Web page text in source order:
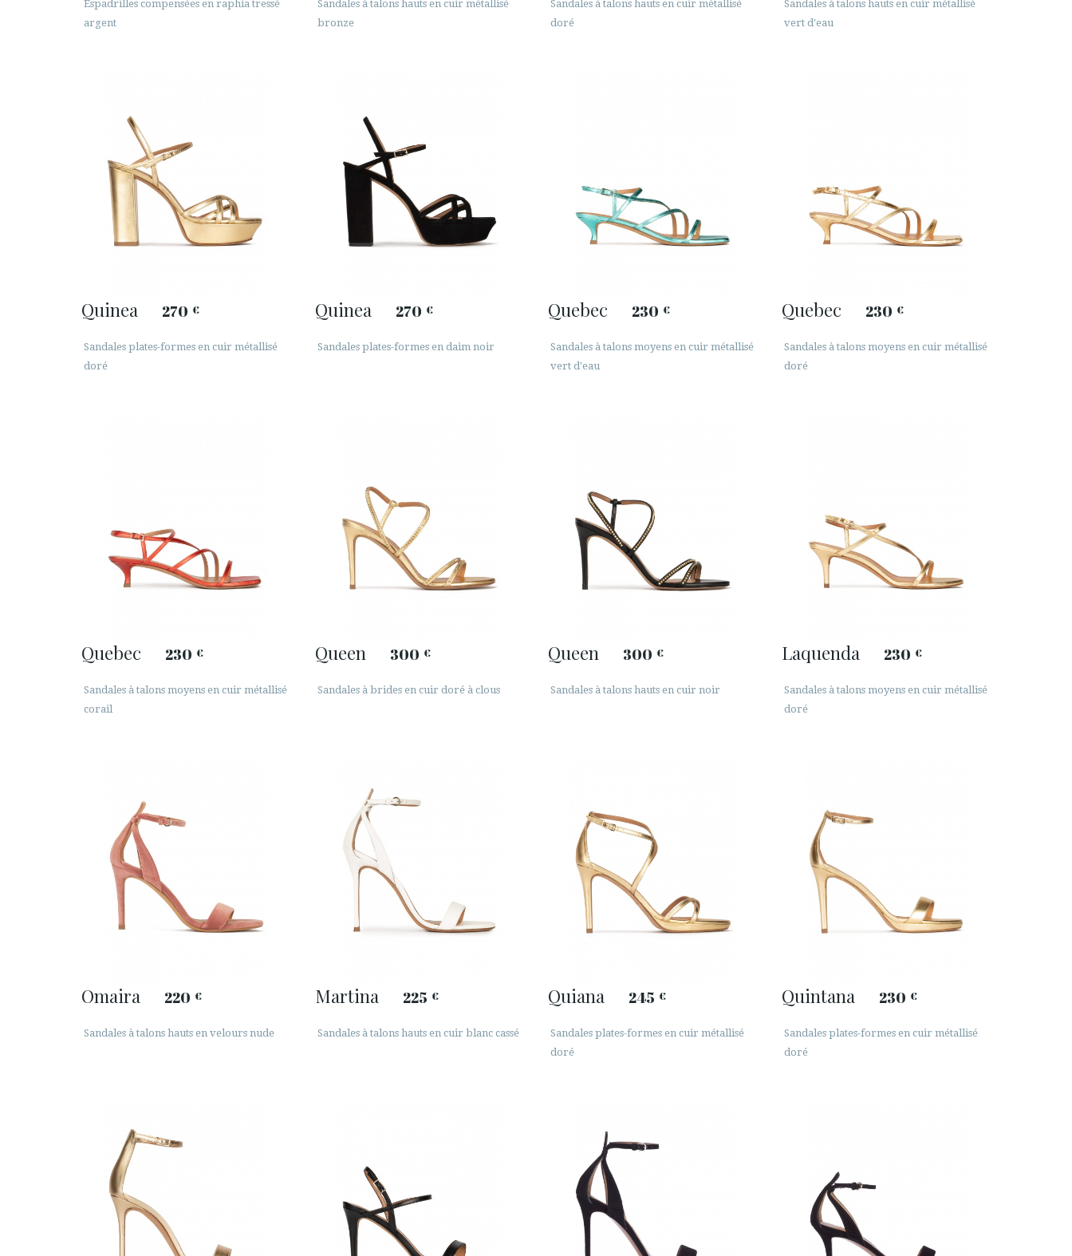
Espadrilles compensées en raphia tressé
argent
Sandales à talons hauts en cuir métallisé
bronze
Sandales à talons hauts en cuir métallisé
doré
Sandales à talons hauts en cuir métallisé
vert d'eau
Quinea 270 €
Sandales plates-formes en cuir métallisé
doré
Quinea 270 €
Sandales plates-formes en daim noir
Quebec 230 €
Sandales à talons moyens en cuir métallisé
vert d'eau
Quebec 230 €
Sandales à talons moyens en cuir métallisé
doré
Quebec 230 €
Sandales à talons moyens en cuir métallisé
corail
Queen 300 €
Sandales à brides en cuir doré à clous
Queen 300 €
Sandales à talons hauts en cuir noir
Laquenda 230 €
Sandales à talons moyens en cuir métallisé
doré
Omaira 220 €
Sandales à talons hauts en velours nude
Martina 225 €
Sandales à talons hauts en cuir blanc cassé
Quiana 245 €
Sandales plates-formes en cuir métallisé
doré
Quintana 230 €
Sandales plates-formes en cuir métallisé
doré